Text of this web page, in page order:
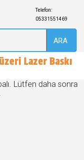
Telefon:
05331551469
ARA
Lazer Baskı
Lütfen daha sonra